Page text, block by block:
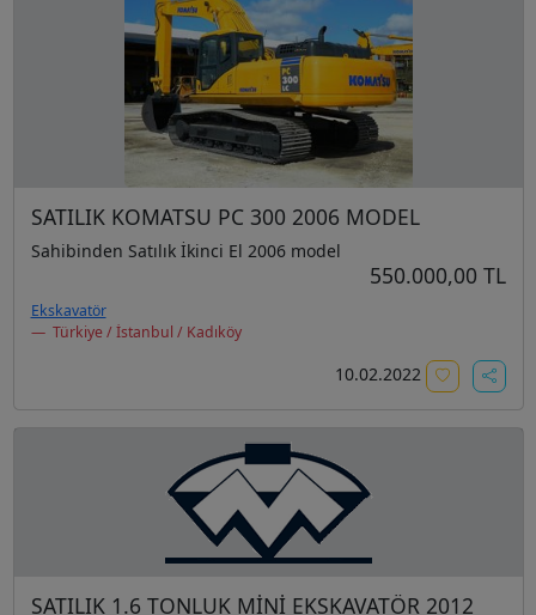
SATILIK KOMATSU PC 300 2006 MODEL
Sahibinden Satılık İkinci El 2006 model
550.000,00 TL
Ekskavatör
Türkiye / İstanbul / Kadıköy
10.02.2022
SATILIK 1.6 TONLUK MİNİ EKSKAVATÖR 2012